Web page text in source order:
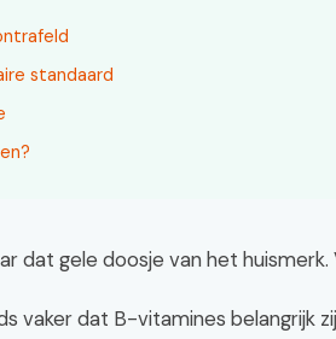
standaard
dat gele doosje van het
vaker dat B-vitamines belangrijk